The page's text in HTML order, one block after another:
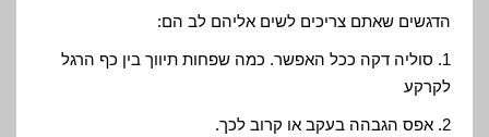
הדגשים שאתם צריכים לשים אליהם לב הם:
1. סוליה דקה ככל האפשר. כמה שפחות תיווך בין כף הרגל
לקרקע
2. אפס הגבהה בעקב או קרוב לכך.